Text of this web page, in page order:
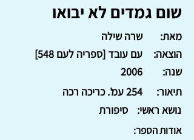
שום גמדים לא יבואו
שרה שילה
מאת:
עם עובד [ספריה לעם 548]
הוצאה:
2006
שנה:
254 עמ'. כריכה רכה
תיאור:
סיפורת
נושא ראשי:
אודות הספר: